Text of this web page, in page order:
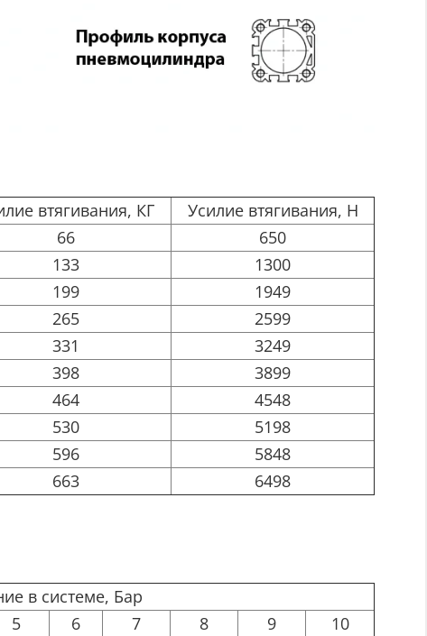
втягивания, КГ
Усилие втягивания, Н
66
650
133
1300
199
1949
265
2599
331
3249
398
3899
464
4548
530
5198
596
5848
663 6498
в системе, Бар
5 6 7 8 9
10